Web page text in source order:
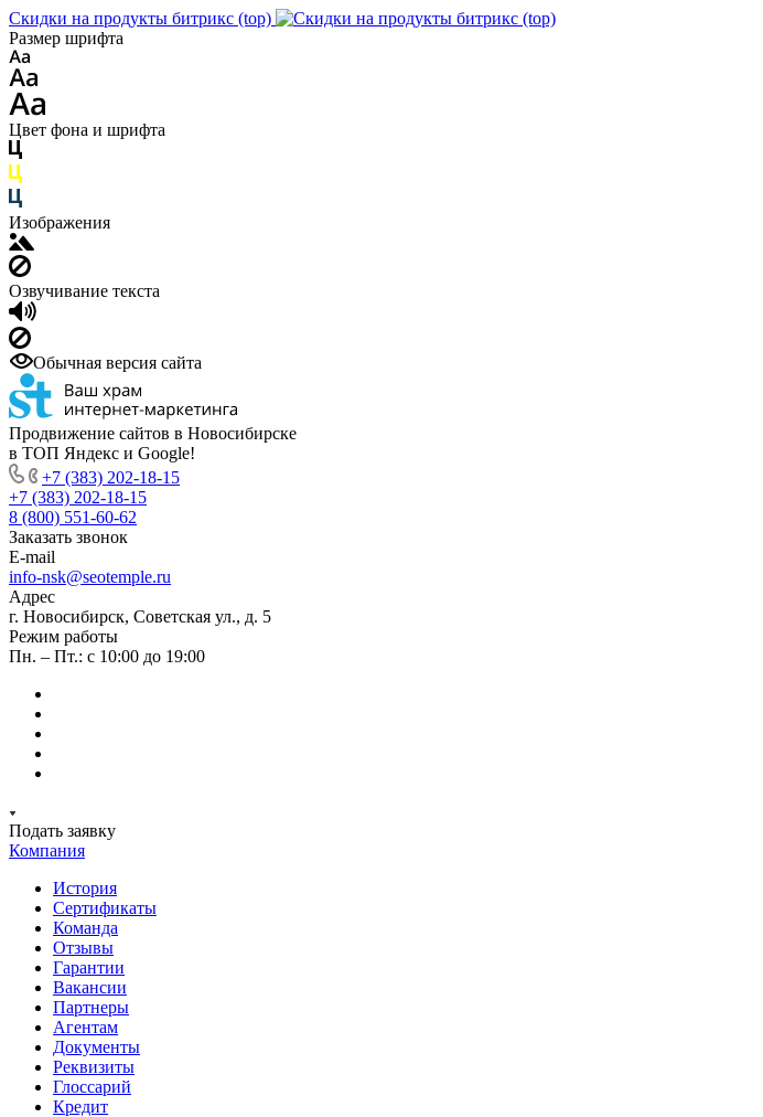
Скидки на продукты битрикс (top)
Размер шрифта
Цвет фона и шрифта
Изображения
Озвучивание текста
Обычная версия сайта
Продвижение сайтов в Новосибирске
в ТОП Яндекс и Google!
+7 (383) 202-18-15
+7 (383) 202-18-15
8 (800) 551-60-62
Заказать звонок
E-mail
info-nsk@seotemple.ru
Адрес
г. Новосибирск, Советская ул., д. 5
Режим работы
Пн. – Пт.: с 10:00 до 19:00
Подать заявку
Компания
История
Сертификаты
Команда
Отзывы
Гарантии
Вакансии
Партнеры
Агентам
Документы
Реквизиты
Глоссарий
Кредит